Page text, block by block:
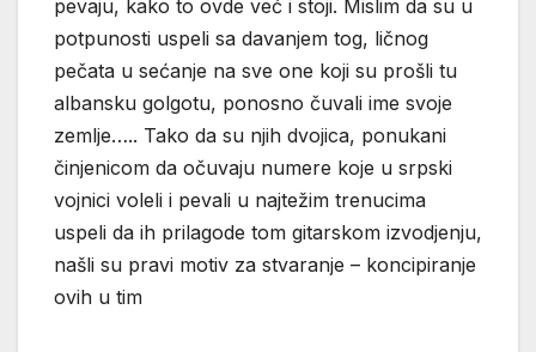
pevaju, kako to ovde već i stoji. Mislim da su u
potpunosti uspeli sa davanjem tog, ličnog
pečata u sećanje na sve one koji su prošli tu
albansku golgotu, ponosno čuvali ime svoje
zemlje….. Tako da su njih dvojica, ponukani
činjenicom da očuvaju numere koje u srpski
vojnici voleli i pevali u najtežim trenucima
uspeli da ih prilagode tom gitarskom izvodjenju,
našli su pravi motiv za stvaranje – koncipiranje
ovih u tim